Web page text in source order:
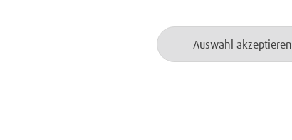
Auswahl akzeptieren
Wehrhaftigkeit